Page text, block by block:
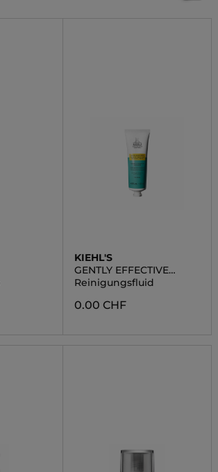
KIEHL'S
GENTLY EFFECTIVE
BLEMISH CLEARING
PASTE
Reinigungsfluid
0.00 CHF